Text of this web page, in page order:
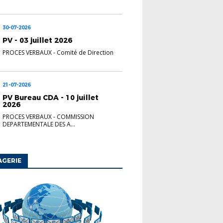
30-07-2026
PV - 03 juillet 2026
PROCES VERBAUX- Comité de Direction
21-07-2026
PV Bureau CDA - 10 juillet
2026
PROCES VERBAUX- COMMISSION
DEPARTEMENTALE DES A...